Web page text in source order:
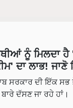
ਨੂੰ ਮਿਲਦਾ ਹੈ
ਦਾ ਲਾਭ! ਜਾਣੋ
ਸਰਕਾਰ ਦੀ ਇੱਕ ਸਭ
ਦੱਸਣ ਜਾ ਰਹੇ ਹਾਂ।